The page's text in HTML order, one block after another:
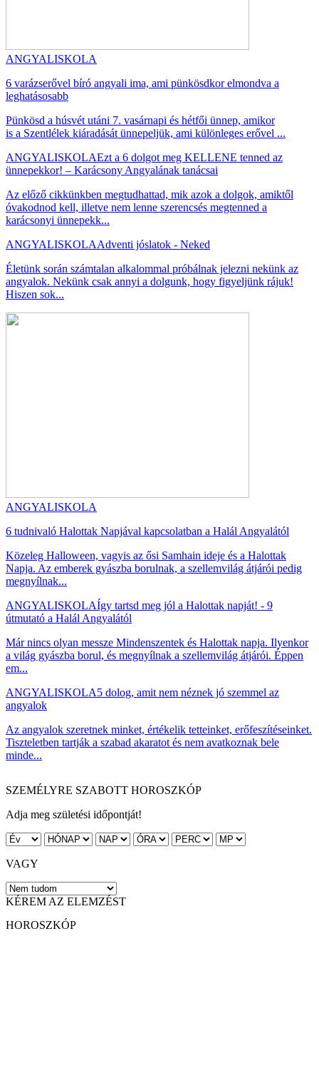
ANGYALISKOLA
6 varázserővel bíró angyali ima, ami pünkösdkor elmondva a
leghatásosabb
Pünkösd a húsvét utáni 7. vasárnapi és hétfői ünnep, amikor
is a Szentlélek kiáradását ünnepeljük, ami különleges erővel ...
ANGYALISKOLAEzt a 6 dolgot meg KELLENE tenned az
ünnepekkor! – Karácsony Angyalának tanácsai
Az előző cikkünkben megtudhattad, mik azok a dolgok, amiktől
óvakodnod kell, illetve nem lenne szerencsés megtenned a
karácsonyi ünnepekk...
ANGYALISKOLAAdventi jóslatok - Neked
Életünk során számtalan alkalommal próbálnak jelezni nekünk az
angyalok. Nekünk csak annyi a dolgunk, hogy figyeljünk rájuk!
Hiszen sok...
ANGYALISKOLA
6 tudnivaló Halottak Napjával kapcsolatban a Halál Angyalától
Közeleg Halloween, vagyis az ősi Samhain ideje és a Halottak
Napja. Az emberek gyászba borulnak, a szellemvilág átjárói pedig
megnyílnak...
ANGYALISKOLAÍgy tartsd meg jól a Halottak napját! - 9
útmutató a Halál Angyalától
Már nincs olyan messze Mindenszentek és Halottak napja. Ilyenkor
a világ gyászba borul, és megnyílnak a szellemvilág átjárói. Éppen
em...
ANGYALISKOLA5 dolog, amit nem néznek jó szemmel az
angyalok
Az angyalok szeretnek minket, értékelik tetteinket, erőfeszítéseinket.
Tiszteletben tartják a szabad akaratot és nem avatkoznak bele
minde...
SZEMÉLYRE SZABOTT HOROSZKÓP
Adja meg születési időpontját!
VAGY
KÉREM AZ ELEMZÉST
HOROSZKÓP